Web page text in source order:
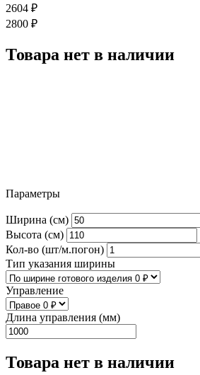
2604 ₽
2800 ₽
Товара нет в наличии
Параметры
Ширина (см)
Высота (см)
Кол-во (шт/м.погон)
Тип указания ширины
Управление
Длина управления (мм)
Товара нет в наличии